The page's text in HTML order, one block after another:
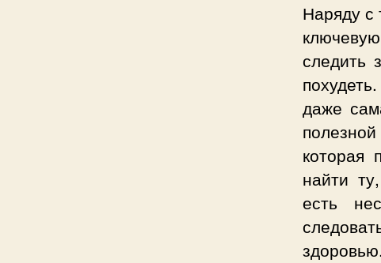
Наряду с
следить
даже
найти
есть
здоровью.